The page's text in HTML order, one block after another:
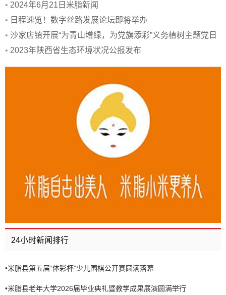
• 2024年6月21日米脂新闻
• 日程速览！数字丝路发展论坛即将举办
• 沙家店镇开展“为青山增绿，为党旗添彩”义务植树主题党日
活动
• 2023年陕西省生态环境状况公报发布
24小时新闻排行
•米脂县第五届“体彩杯”少儿围棋公开赛圆满落幕
•米脂县老年大学2026届毕业典礼暨教学成果展演圆满举行